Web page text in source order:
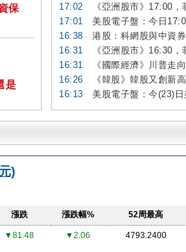
保
是
17:02
《亞洲股市》17:00
17:01
美股電子盤：今日
16:38
港股：科網股與中資
16:31
《亞洲股市》16:30
16:31
《國際經濟》川普走
16:26
《韓股》韓股又創新
16:13
美股電子盤：今(23)
)
漲跌 漲跌幅% 52周最高
▼81.48 ▼2.06 4793.2400